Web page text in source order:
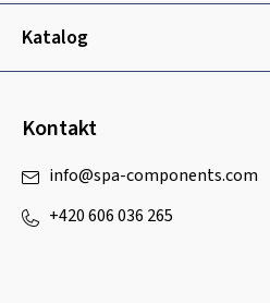
Katalog
Kontakt
info@spa-components.com
+420 606 036 265